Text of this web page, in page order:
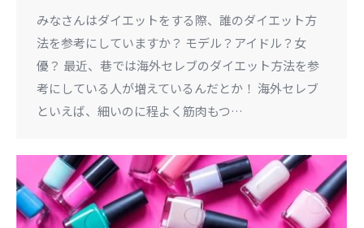
みなさんはダイエットをする際、誰のダイエット方
法を参考にしていますか？ モデル？アイドル？女
優？ 最近、巷では海外セレブのダイエット方法を参
考にしている人が増えているんだとか！ 海外セレブ
といえば、細いのに程よく筋肉もつ…